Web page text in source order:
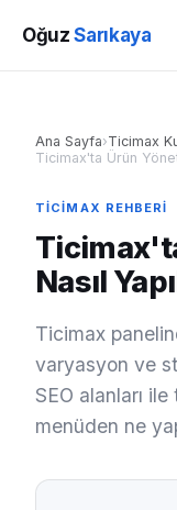
OğuzSarıkaya
Ana Sayfa›Ticimax
Ticimax'ta Ürün
TICIMAX REHBERI
Nasıl
Ticimax
varyasyon ve
SEO alanları
menüden ne